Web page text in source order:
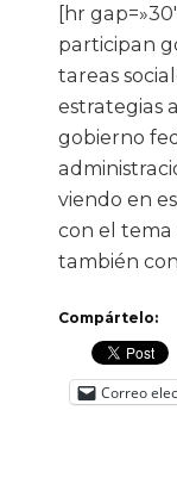
[hr
participan
tareas
estrategias
gobierno
viendo en
con el
también
Compártelo:
Correo